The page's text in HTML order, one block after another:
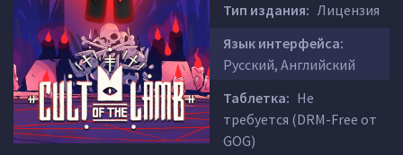
Тип издания: Лицензия
Язык интерфейса:
Русский, Английский
Таблетка: Не
требуется (DRM-Free от
GOG)